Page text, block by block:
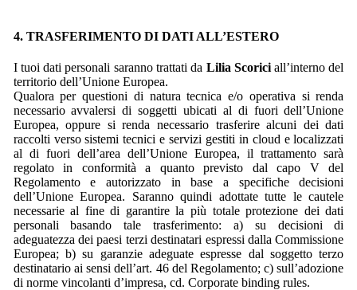
4. TRASFERIMENTO DI DATI ALL’ESTERO
I tuoi dati personali saranno trattati da Lilia Scoriciall’interno del
territorio dell’Unione Europea.
Qualora per questioni di natura tecnica e/o operativa si renda
necessario avvalersi di soggetti ubicati al di fuori dell’Unione
Europea, oppure si renda necessario trasferire alcuni dei dati
raccolti verso sistemi tecnici e servizi gestiti in cloud e localizzati
al di fuori dell’area dell’Unione Europea, il trattamento sarà
regolato in conformità a quanto previsto dal capo V del
Regolamento e autorizzato in base a specifiche decisioni
dell’Unione Europea. Saranno quindi adottate tutte le cautele
necessarie al fine di garantire la più totale protezione dei dati
personali basando tale trasferimento: a) su decisioni di
adeguatezza dei paesi terzi destinatari espressi dalla Commissione
Europea; b) su garanzie adeguate espresse dal soggetto terzo
destinatario ai sensi dell’art. 46 del Regolamento; c) sull’adozione
di norme vincolanti d’impresa, cd. Corporate binding rules.